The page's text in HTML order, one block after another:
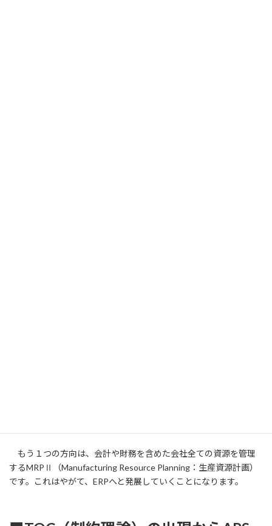
もう１つの方向は、会計や財務を含めた会社全ての資源を管理
するMRPⅡ（Manufacturing Resource Planning：生産資源計画）
です。これはやがて、ERPへと発展していくことになります。